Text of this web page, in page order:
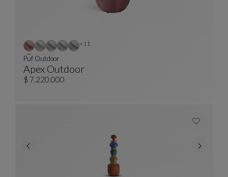
Apex Outdoor
Puf Outdoor
Ver Descripción Completa
Puf Outdoor
$ 7.220.000
+11Otros colores : 11 colores disponibles